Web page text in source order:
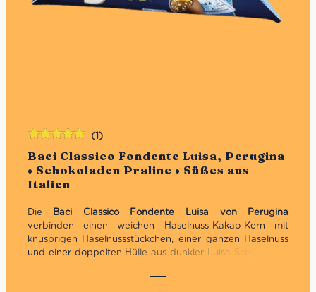
Baci Classico Fondente Luisa, Perugina
• Schokoladen Praline • Süßes aus
Italien
(1)
Die Baci Classico Fondente Luisa von Perugina
verbinden einen weichen Haselnuss-Kakao-Kern mit
knusprigen Haselnussstückchen, einer ganzen Haselnuss
und einer doppelten Hülle aus dunkler Luisa-Schokolade.
außerdem eine kleine Botschaft – ideal zum Verschenken,
Bewertet
mit5.00von
5